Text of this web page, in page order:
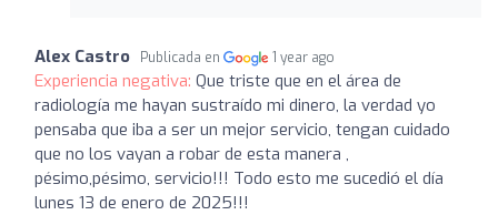
Alex Castro Publicada en 1 year ago
Experiencia negativa: Que triste que en el área de
radiología me hayan sustraído mi dinero, la verdad yo
pensaba que iba a ser un mejor servicio, tengan cuidado
que no los vayan a robar de esta manera ,
pésimo,pésimo, servicio!!! Todo esto me sucedió el día
lunes 13 de enero de 2025!!!